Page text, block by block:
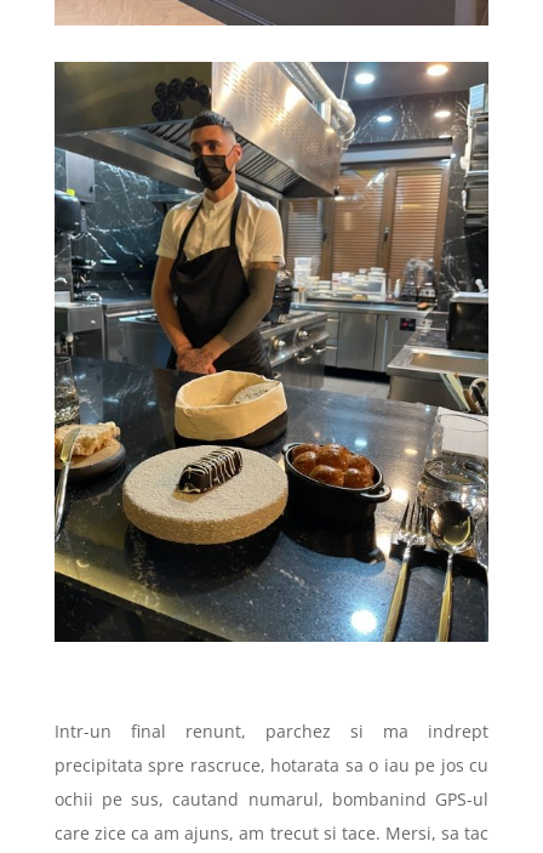
Intr-un final renunt, parchez si ma indrept
precipitata spre rascruce, hotarata sa o iau pe jos cu
ochii pe sus, cautand numarul, bombanind GPS-ul
care zice ca am ajuns, am trecut si tace. Mersi, sa tac